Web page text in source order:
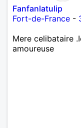
Fanfanlatulip
Fort-de-France -
Mere celibataire
amoureuse